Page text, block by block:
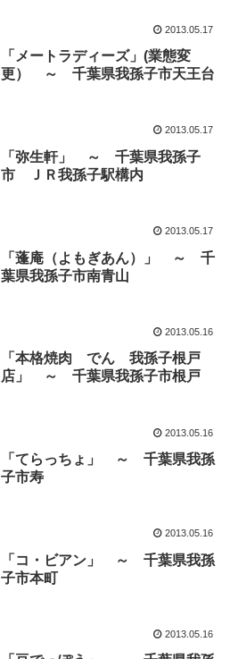
2013.05.17
「メートラディーズ」(業態変
更） ～ 千葉県我孫子市天王台
2013.05.17
「弥生軒」 ～ 千葉県我孫子
市 ＪＲ我孫子駅構内
2013.05.17
「蓬庵（よもぎあん）」 ～ 千
葉県我孫子市南青山
2013.05.16
「本格焼肉 でん 我孫子根戸
店」 ～ 千葉県我孫子市根戸
2013.05.16
「てらっちょ」 ～ 千葉県我孫
子市寿
2013.05.16
「コ・ビアン」 ～ 千葉県我孫
子市本町
2013.05.16